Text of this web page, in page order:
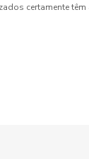
certamente têm